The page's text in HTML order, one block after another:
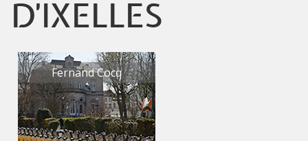
D'IXELLES
Fernand Cocq